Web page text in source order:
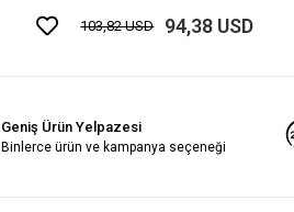
103,82 USD 94,38 USD
Geniş Ürün Yelpazesi
Binlerce ürün ve kampanya seçeneği